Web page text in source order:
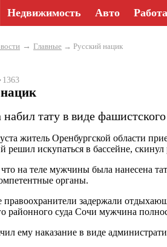
Недвижимость Авто Работа
→ Главные → Русский нацик
1363
тату в виде
житель Оренбургской области
решил искупаться в бассейне,
на теле мужчины была нанесена
органы.
задержали
районного суда Сочи мужчина
ему наказание в виде